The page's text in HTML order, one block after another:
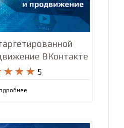
ВКонтакте
  
   5